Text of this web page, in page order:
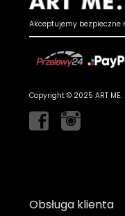
Akceptujemy bezpieczne
Copyright © 2025 ART ME.
Obsługa klienta